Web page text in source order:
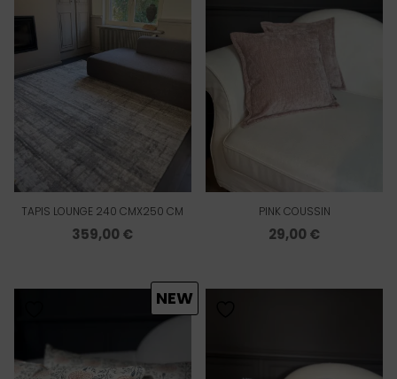
TAPIS LOUNGE 240 CMX250 CM
359,00€
PINK COUSSIN
29,00€
NEW